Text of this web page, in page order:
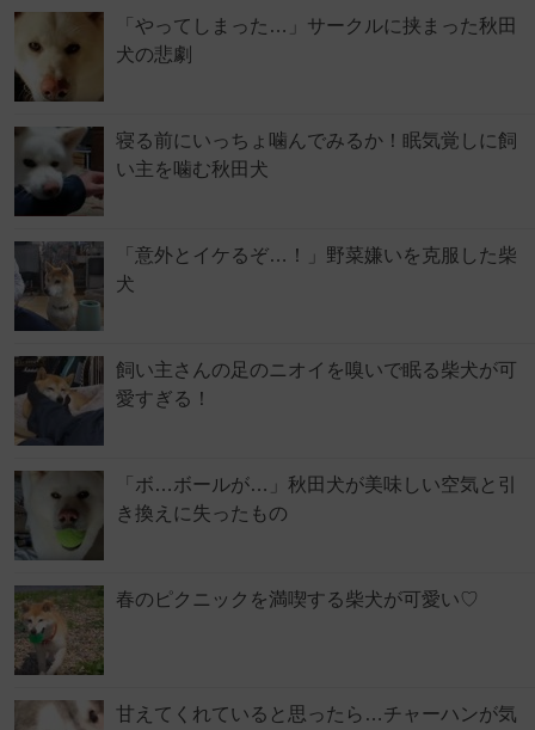
「やってしまった…」サークルに挟まった秋田
犬の悲劇
寝る前にいっちょ噛んでみるか！眠気覚しに飼
い主を噛む秋田犬
「意外とイケるぞ…！」野菜嫌いを克服した柴
犬
飼い主さんの足のニオイを嗅いで眠る柴犬が可
愛すぎる！
「ボ…ボールが…」秋田犬が美味しい空気と引
き換えに失ったもの
春のピクニックを満喫する柴犬が可愛い♡
甘えてくれていると思ったら…チャーハンが気